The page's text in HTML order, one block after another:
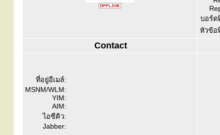
บอร์ด
หัวข้อ
Contact
ที่อยู่อีเมล์:
MSNM/WLM:
YIM:
AIM:
ไอซีคิว:
Jabber: